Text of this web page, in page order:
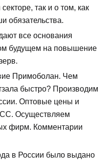
так и о том, как
обязательства.
все основания
будущем на повышение
Примоболан. Чем
быстро? Производим
Оптовые цены и
Осуществляем
фирм. Комментарии
в России было выдано